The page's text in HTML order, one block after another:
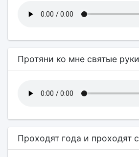
Протяни ко мне святые руки
Проходят года и проходят